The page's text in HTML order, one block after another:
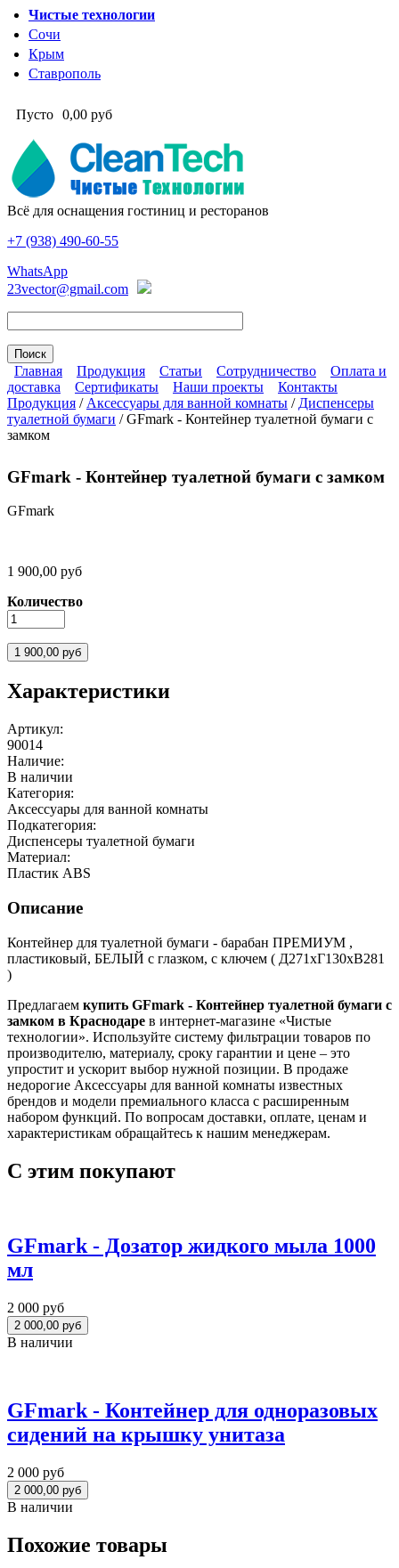
Перейти к основному содержанию
Чистые технологии
Сочи
Крым
Ставрополь
Пусто 0,00 руб
Всё для оснащения гостиниц и ресторанов
Чистые технологии
+7 (938) 490-60-55
WhatsApp
23vector@gmail.com
Главное меню
Главная Продукция Статьи Сотрудничество
Оплата и
доставка
Сертификаты Наши проекты Контакты
Вы здесь
Продукция / Аксессуары для ванной комнаты / Диспенсеры
туалетной бумаги / GFmark - Контейнер туалетной бумаги с
замком
GFmark - Контейнер туалетной бумаги с замком
GFmark
1 900,00 руб
Количество
Характеристики
Артикул:
90014
Наличие:
В наличии
Категория:
Аксессуары для ванной комнаты
Подкатегория:
Диспенсеры туалетной бумаги
Материал:
Пластик ABS
Описание
Контейнер для туалетной бумаги - барабан ПРЕМИУМ ,
пластиковый, БЕЛЫЙ с глазком, с ключем ( Д271хГ130хВ281
)
Предлагаем купить GFmark - Контейнер туалетной бумаги с
замком в Краснодаре в интернет-магазине «Чистые
технологии». Используйте систему фильтрации товаров по
производителю, материалу, сроку гарантии и цене – это
упростит и ускорит выбор нужной позиции. В продаже
недорогие Аксессуары для ванной комнаты известных
брендов и модели премиального класса с расширенным
набором функций. По вопросам доставки, оплате, ценам и
характеристикам обращайтесь к нашим менеджерам.
С этим покупают
GFmark - Дозатор жидкого мыла 1000
мл
2 000 руб
В наличии
GFmark - Контейнер для одноразовых
сидений на крышку унитаза
2 000 руб
В наличии
Похожие товары